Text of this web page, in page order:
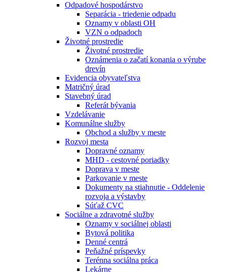
Odpadové hospodárstvo
Separácia - triedenie odpadu
Oznamy v oblasti OH
VZN o odpadoch
Životné prostredie
Životné prostredie
Oznámenia o začatí konania o výrube
drevín
Evidencia obyvateľstva
Matričný úrad
Stavebný úrad
Referát bývania
Vzdelávanie
Komunálne služby
Obchod a služby v meste
Rozvoj mesta
Dopravné oznamy
MHD - cestovné poriadky
Doprava v meste
Parkovanie v meste
Dokumenty na stiahnutie - Oddelenie
rozvoja a výstavby
Súťaž CVC
Sociálne a zdravotné služby
Oznamy v sociálnej oblasti
Bytová politika
Denné centrá
Peňažné príspevky
Terénna sociálna práca
Lekárne